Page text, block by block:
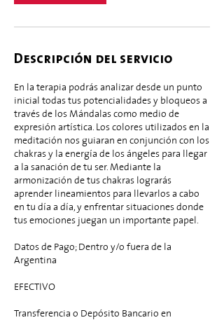
Descripción del servicio
En la terapia podrás analizar desde un punto
inicial todas tus potencialidades y bloqueos a
través de los Mándalas como medio de
expresión artística. Los colores utilizados en la
meditación nos guiaran en conjunción con los
chakras y la energía de los ángeles para llegar
a la sanación de tu ser. Mediante la
armonización de tus chakras lograrás
aprender lineamientos para llevarlos a cabo
en tu día a día, y enfrentar situaciones donde
tus emociones juegan un importante papel.
Datos de Pago; Dentro y/o fuera de la
Argentina
EFECTIVO
Transferencia o Depósito Bancario en